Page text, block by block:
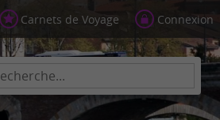
Carnets de Voyage Connexion